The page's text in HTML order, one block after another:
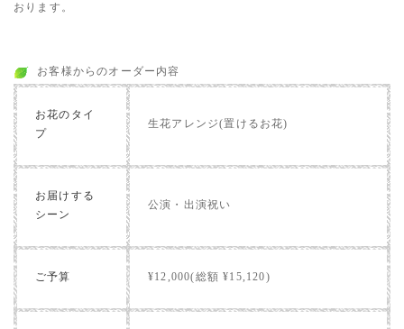
おります。
お客様からのオーダー内容
お花のタイ
プ
生花アレンジ(置けるお花)
お届けする
シーン
公演・出演祝い
ご予算 ¥12,000(総額 ¥15,120)